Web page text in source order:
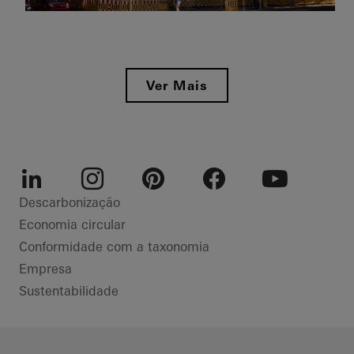
contra
DGNB
Escritórios e
Ver Mais
LinkedIn Instagram
Descarbonização
Economia circular
Conformidade com a taxonomia
Empresa
Sustentabilidade